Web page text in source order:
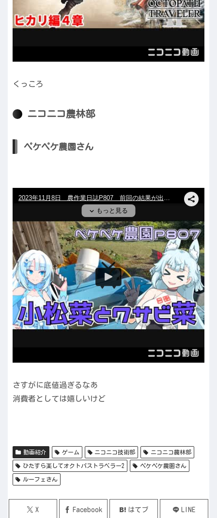
くっころ
ニコニコ農林部
ペケペケ農園さん
さすがに底値過ぎるなあ
消費者としては嬉しいけど
動画紹介 ゲーム ニコニコ技術部 ニコニコ農林部
ひたすら楽してオクトパストラベラー2 ペケペケ農園さん
ルーフェさん
X Facebook はてブ LINE